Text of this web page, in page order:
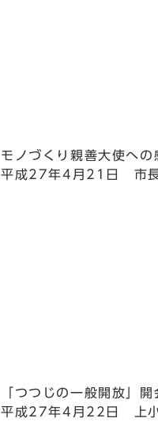
モノづくり親善大使への
平成27年4月21日 市
「つつじの一般開放」開
平成27年4月22日 上